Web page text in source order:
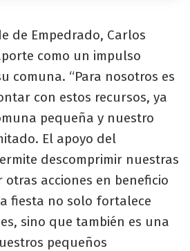
de Empedrado, Carlos
como un impulso
comuna. “Para nosotros es
con estos recursos, ya
pequeña y nuestro
El apoyo del
descomprimir nuestras
acciones en beneficio
fiesta no solo fortalece
sino que también es una
pequeños